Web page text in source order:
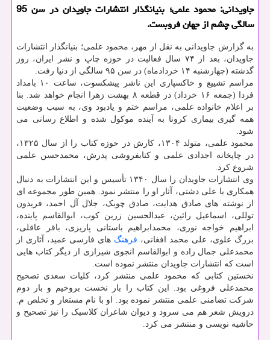
جاویدانی: محمود علمی؛ بنیانگذار انتشارات جاویدان در سن 95
سالگی چشم از جهان فروبست.
به گزارش جاویدانی به نقل از مهر، محمود علمی؛ بنیانگذار انتشارات
جاویدان، بعد از ۷۴ سال فعالیت در حوزه چاپ و نشر ایران، روز
گذشته (چهارشنبه ۱۴ خردادماه) در سن ۹۵ سالگی از دنیا رفت.
مراسم تشییع و خاکسپاری این ناشر پیشکسوت، ساعت ۱۰ بامداد
فردا (جمعه ۱۶ خرداد) در قطعه ۸ بهشت زهرا انجام خواهد شد. بنا
بر اعلام خانواده علمی، مراسم ختم و یادبود وی، به سبب وضعیت
همه گیری بیماری کرونا به آینده موکول شده و اطلاع رسانی می
شود.
محمود علمی، متولد ۱۳۰۴، کارش در حوزه کتاب را از سال ۱۳۲۵،
در چاپخانه اجدادی علمی و کتابفروشی پدرش، محمدحسن علمی
شروع کرد.
وی انتشارات جاویدان را سال ۱۳۴۰ تأسیس و این انتشارات به دنبال
همکاری با علی دشتی، آثار او را منتشر نمود. همین طور مجموعه ای
از نوشته های صادق هدایت، صادق چوبک، جلال آل احمد، فریدون
توللی، اسماعیل رائین، عبدالحسین زرین کوب، ابوالقاسم پاینده،
ابراهیم خواجه نوری، محمدابراهیم باستانی پاریزی، باقر عاقلی،
بزرگ علوی، علی محمد افغانی، فرهنگ های فارسی عمید، آثاری از
محمدعلی جمال زاده و ابوالقاسم انجوی شیرازی از دیگر کتاب هایی
است که انتشارات جاویدان منتشر نموده است.
نخستین کتابی که محمود علمی منتشر کرد، کلیات سعدی تصحیح
محمدعلی فروغی بود. این کتاب را بار نخست بروخیم و بار دوم
شرکت تضامنی علمی منتشر نموده بود. او با نام مستعار و تخلص م.
درویش شعر هم می سرود و دیوان شاعران کلاسیک را نیز تصحیح و
حاشیه نویسی و منتشر می کرد.